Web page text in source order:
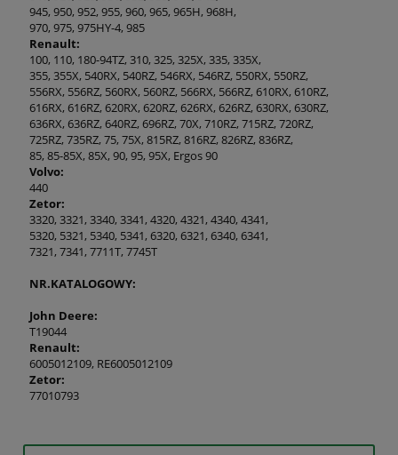
945, 950, 952, 955, 960, 965, 965H, 968H,
970, 975, 975HY-4, 985
Renault:
100, 110, 180-94TZ, 310, 325, 325X, 335, 335X,
355, 355X, 540RX, 540RZ, 546RX, 546RZ, 550RX, 550RZ,
556RX, 556RZ, 560RX, 560RZ, 566RX, 566RZ, 610RX, 610RZ,
616RX, 616RZ, 620RX, 620RZ, 626RX, 626RZ, 630RX, 630RZ,
636RX, 636RZ, 640RZ, 696RZ, 70X, 710RZ, 715RZ, 720RZ,
725RZ, 735RZ, 75, 75X, 815RZ, 816RZ, 826RZ, 836RZ,
85, 85-85X, 85X, 90, 95, 95X, Ergos 90
Volvo:
440
Zetor:
3320, 3321, 3340, 3341, 4320, 4321, 4340, 4341,
5320, 5321, 5340, 5341, 6320, 6321, 6340, 6341,
7321, 7341, 7711T, 7745T
NR.KATALOGOWY:
John Deere:
T19044
Renault:
6005012109, RE6005012109
Zetor:
77010793